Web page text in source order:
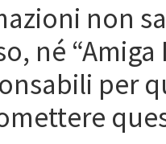
non
né
per